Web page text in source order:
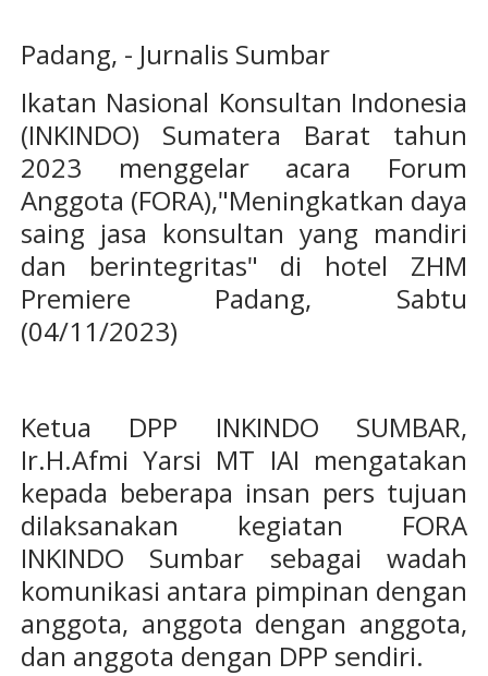
Padang, - Jurnalis Sumbar
Ikatan Nasional Konsultan Indonesia
(INKINDO) Sumatera Barat tahun
2023 menggelar acara Forum
Anggota (FORA),"Meningkatkan daya
saing jasa konsultan yang mandiri
dan berintegritas" di hotel ZHM
Premiere Padang, Sabtu
(04/11/2023)
Ketua DPP INKINDO SUMBAR,
Ir.H.Afmi Yarsi MT IAI mengatakan
kepada beberapa insan pers tujuan
dilaksanakan kegiatan FORA
INKINDO Sumbar sebagai wadah
komunikasi antara pimpinan dengan
anggota, anggota dengan anggota,
dan anggota dengan DPP sendiri.